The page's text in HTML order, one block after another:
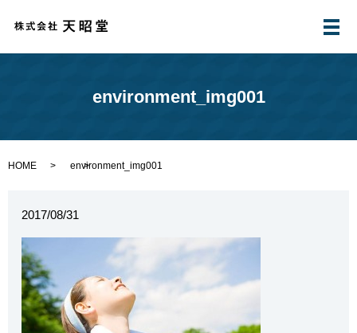
メ
environment_img001
HOME environment_img001
2017/08/31